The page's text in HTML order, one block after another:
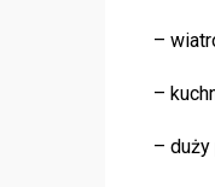
–
–
–